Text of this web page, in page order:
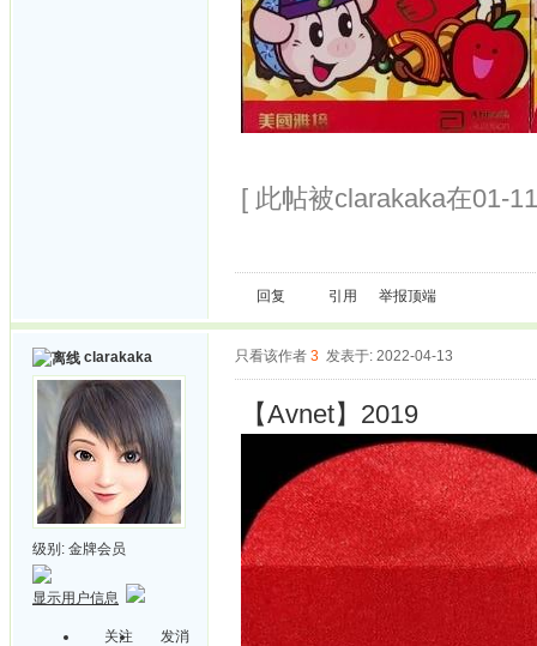
[ 此帖被clarakaka在01-
回复 引用 举报顶端
clarakaka
级别: 金牌会员
显示用户信息
关注
发消
只看该作者 3 发表于: 2022-04-13
【Avnet】2019